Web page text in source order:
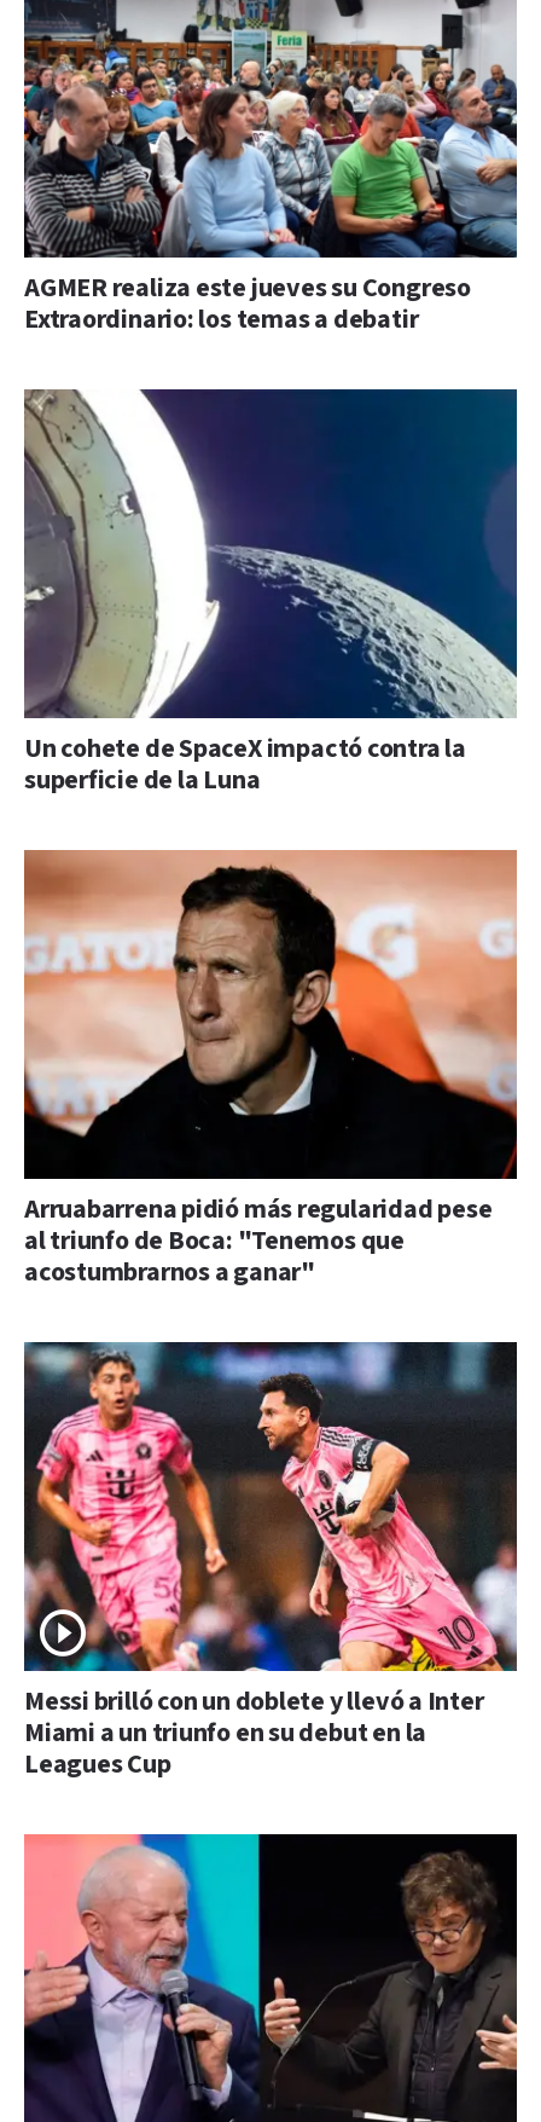
AGMER realiza este jueves su Congreso
Extraordinario: los temas a debatir
Un cohete de SpaceX impactó contra la
superficie de la Luna
Arruabarrena pidió más regularidad pese
al triunfo de Boca: "Tenemos que
acostumbrarnos a ganar"
Messi brilló con un doblete y llevó a Inter
Miami a un triunfo en su debut en la
Leagues Cup